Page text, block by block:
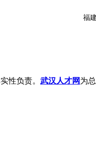
福建
性负责。 武汉人才网为